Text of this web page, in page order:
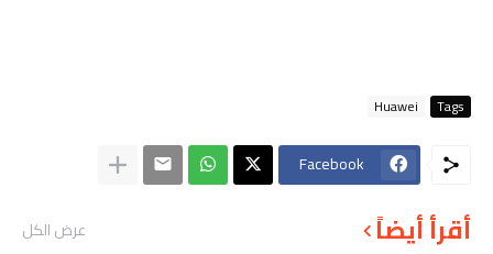
Tags
Huawei
Facebook
أقرأ أيضاً عرض الكل